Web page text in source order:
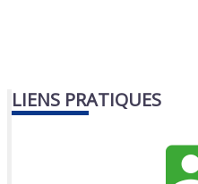
LIENS PRATIQUES